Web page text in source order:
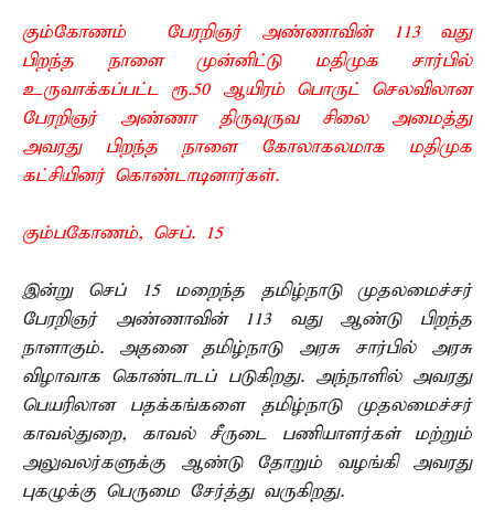
கும்கோணம் பேரறிஞர் அண்ணாவின் 113 வது
பிறந்த நாளை முன்னிட்டு மதிமுக சார்பில்
உருவாக்கப்பட்ட ரூ.50 ஆயிரம் பொருட் செலவிலான
பேரறிஞர் அண்ணா திருவுருவ சிலை அமைத்து
அவரது பிறந்த நாளை கோலாகலமாக மதிமுக
கட்சியினர் கொண்டாடினார்கள்.
கும்பகோணம், செப். 15 –
இன்று செப் 15 மறைந்த தமிழ்நாடு முதலமைச்சர்
பேரறிஞர் அண்ணாவின் 113 வது ஆண்டு பிறந்த
நாளாகும். அதனை தமிழ்நாடு அரசு சார்பில் அரசு
விழாவாக கொண்டாடப் படுகிறது. அந்நாளில் அவரது
பெயரிலான பதக்கங்களை தமிழ்நாடு முதலமைச்சர்
காவல்துறை, காவல் சீருடை பணியாளர்கள் மற்றும்
அலுவலர்களுக்கு ஆண்டு தோறும் வழங்கி அவரது
புகழுக்கு பெருமை சேர்த்து வருகிறது.